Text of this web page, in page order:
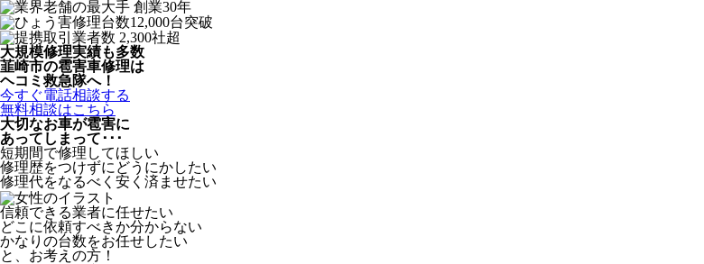
大規模修理実績も多数
韮崎市の雹害車修理は
ヘコミ救急隊へ！
今すぐ電話相談する
無料相談はこちら
大切なお車が雹害に
あってしまって･･･
短期間で修理してほしい
修理歴をつけずにどうにかしたい
修理代をなるべく安く済ませたい
信頼できる業者に任せたい
どこに依頼すべきか分からない
かなりの台数をお任せしたい
と、お考えの方！